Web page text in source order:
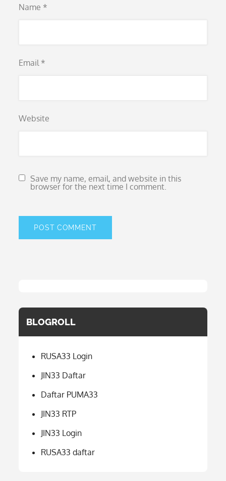
Name *
Email *
Website
Save my name, email, and website in this
browser for the next time I comment.
BLOGROLL
RUSA33 Login
JIN33 Daftar
Daftar PUMA33
JIN33 RTP
JIN33 Login
RUSA33 daftar